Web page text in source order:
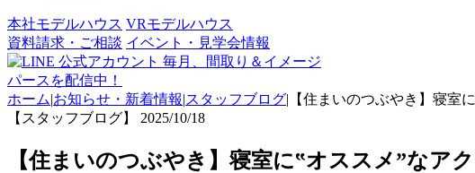
本社モデルハウス VRモデルハウス
資料請求・ご相談 イベント・見学会情報
毎月、間取り＆イメージ
パースを配信中！
ホーム|お知らせ・新着情報|スタッフブログ| 【住まいのつぶやき】寝室
【スタッフブログ】 2025/10/18
【住まいのつぶやき】寝室に‟オススメ”なア